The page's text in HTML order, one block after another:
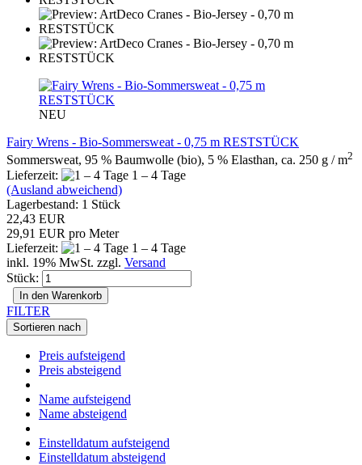
NEU
Fairy Wrens - Bio-Sommersweat - 0,75 m RESTSTÜCK
Sommersweat, 95 % Baumwolle (bio), 5 % Elasthan, ca. 250 g / m2
Lieferzeit:
1 – 4 Tage
(Ausland abweichend)
Lagerbestand: 1 Stück
22,43 EUR
29,91 EUR pro Meter
Lieferzeit:
1 – 4 Tage
inkl. 19% MwSt. zzgl. Versand
Stück:
In den Warenkorb
FILTER
Sortieren nach
Preis aufsteigend
Preis absteigend
Name aufsteigend
Name absteigend
Einstelldatum aufsteigend
Einstelldatum absteigend